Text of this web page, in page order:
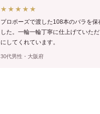
★★★★★
プロポーズで渡した108本のバラを保
した。一輪一輪丁寧に仕上げていた
にしてくれています。
30代男性・大阪府